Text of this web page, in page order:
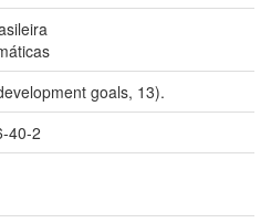
goals, 13).
40-2